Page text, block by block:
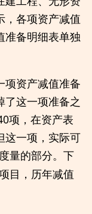
，各项资产减值
准备明细表单独
项资产减值准备
了这一项准备之
项，在资产表
这一项，实际可
量的部分。下
目，历年减值